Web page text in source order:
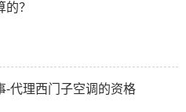
？
-代理西门子空调的资格